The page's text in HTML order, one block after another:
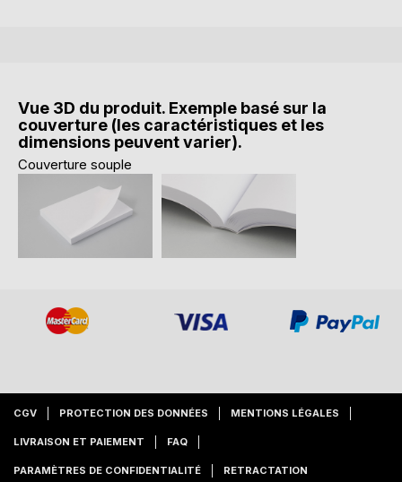
Vue 3D du produit. Exemple basé sur la
couverture (les caractéristiques et les
dimensions peuvent varier).
Couverture souple
CGV PROTECTION DES DONNÉES MENTIONS LÉGALES
LIVRAISON ET PAIEMENT FAQ
PARAMÈTRES DE CONFIDENTIALITÉ RETRACTATION